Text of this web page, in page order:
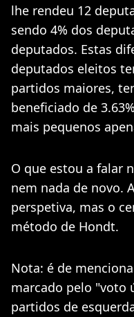
lhe rendeu 12
sendo 4% dos
deputados. Estas
deputados eleitos
partidos maiores,
beneficiado de
mais pequenos
O que estou a falar
nem nada de novo.
perspetiva, mas o
método de Hondt.
Nota: é de
marcado pelo "voto
partidos de